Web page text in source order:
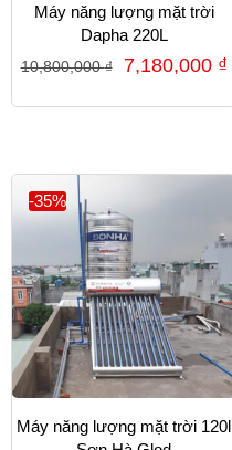
Máy năng lượng mặt trời
Dapha 220L
10,800,000₫ 7,180,000 ₫
-35%
Máy năng lượng mặt trời 120l